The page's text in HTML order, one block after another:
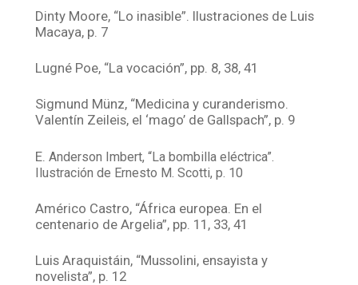
Dinty Moore, “Lo inasible”. Ilustraciones de Luis
Macaya, p. 7
Lugné Poe, “La vocación”, pp. 8, 38, 41
Sigmund Münz, “Medicina y curanderismo.
Valentín Zeileis, el ‘mago’ de Gallspach”, p. 9
E.Anderson Imbert, “La bombilla eléctrica”.
Ilustración de Ernesto M. Scotti, p. 10
Américo Castro, “África europea. En el
centenario de Argelia”, pp. 11, 33, 41
Luis Araquistáin, “Mussolini, ensayista y
novelista”, p. 12